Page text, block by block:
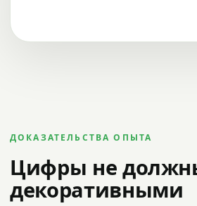
ДОКАЗАТЕЛЬСТВА ОПЫТА
Цифры не
декоративными